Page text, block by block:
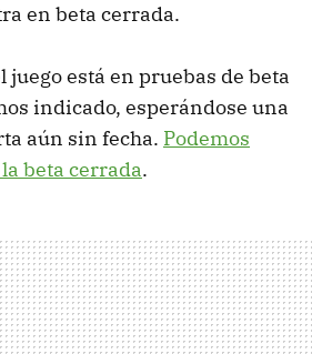
en beta cerrada.
juego está en pruebas de beta
indicado, esperándose una
aún sin fecha. Podemos
beta cerrada.